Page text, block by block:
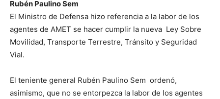
Rubén Paulino Sem
El Ministro de Defensa hizo referencia a la labor de los
agentes de AMET se hacer cumplir la nueva Ley Sobre
Movilidad, Transporte Terrestre, Tránsito y Seguridad
Vial.
El teniente general Rubén Paulino Sem ordenó,
asimismo, que no se entorpezca la labor de los agentes